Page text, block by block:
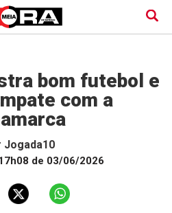
bom futebol e
com a
Jogada10
de 03/06/2026